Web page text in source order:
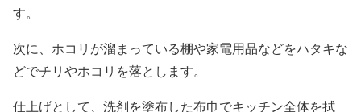
す。
次に、ホコリが溜まっている棚や家電用品などをハタキな
どでチリやホコリを落とします。
仕上げとして、洗剤を塗布した布巾でキッチン全体を拭